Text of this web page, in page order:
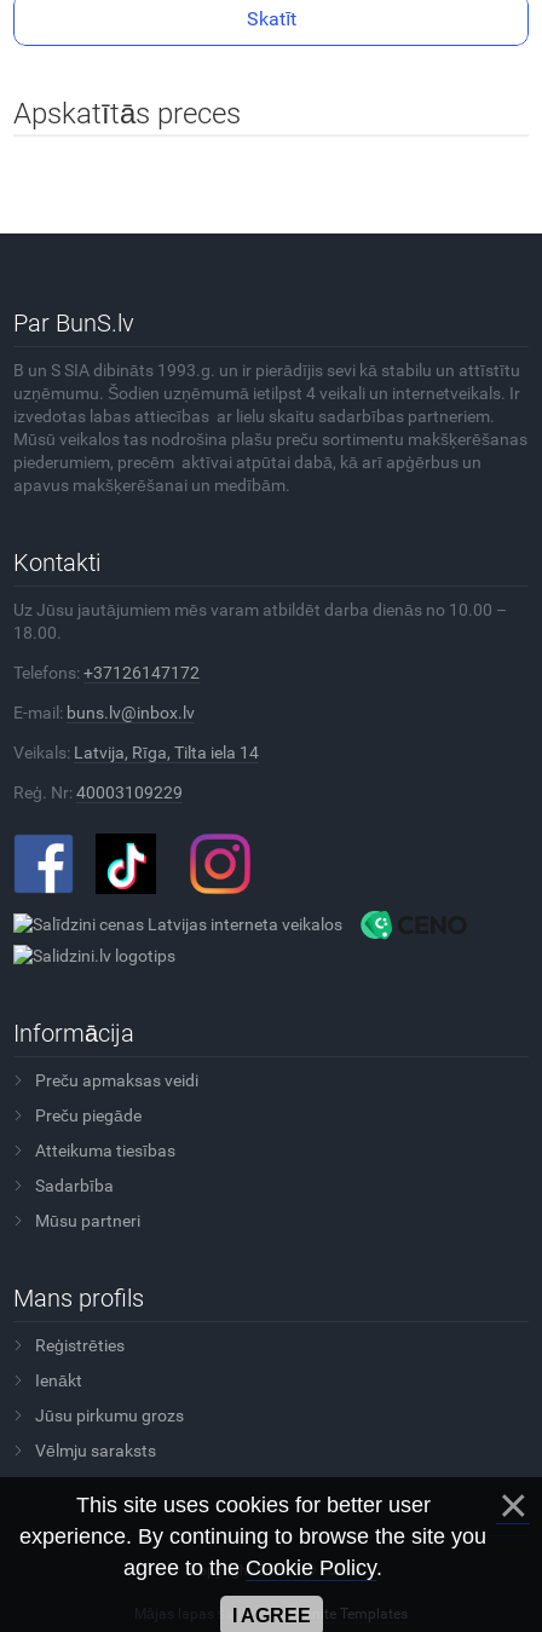
Skatīt
Apskatītās preces
Par BunS.lv
B un S SIA dibināts 1993.g. un ir pierādījis sevi kā stabilu un attīstītu
uzņēmumu. Šodien uzņēmumā ietilpst 4 veikali un internetveikals. Ir
izvedotas labas attiecības ar lielu skaitu sadarbības partneriem.
Mūsū veikalos tas nodrošina plašu preču sortimentu makšķerēšanas
piederumiem, precēm aktīvai atpūtai dabā, kā arī apģērbus un
apavus makšķerēšanai un medībām.
Kontakti
Uz Jūsu jautājumiem mēs varam atbildēt darba dienās no 10.00 –
18.00.
Telefons:+37126147172
E-mail: buns.lv@inbox.lv
Veikals: Latvija, Rīga, Tilta iela 14
Reģ. Nr:40003109229
Informācija
Preču apmaksas veidi
Preču piegāde
Atteikuma tiesības
Sadarbība
Mūsu partneri
Mans profils
Reģistrēties
Ienākt
Jūsu pirkumu grozs
Vēlmju saraksts
Copyright Sovtus © 2026
Mājas lapas šablons Morganite Templates
This site uses cookies for better user
experience. By continuing to browse the site you
agree to the Cookie Policy.
I AGREE